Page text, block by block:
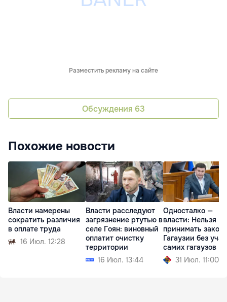
Разместить рекламу на сайте
Обсуждения 63
Похожие новости
Власти намерены
сократить различия
в оплате труда
16 Июл. 12:28
Власти расследуют
загрязнение ртутью в
селе Гоян: виновный
оплатит очистку
территории
16 Июл. 13:44
Односталко —
власти: Нельзя
принимать
Гагаузии без
самих гагаузов
31 Июл. 11:00